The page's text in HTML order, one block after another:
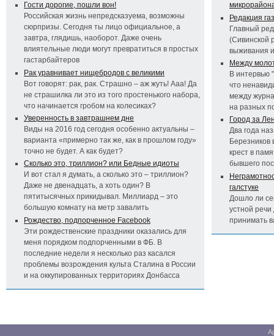
Гости дорогие, пошли вон!
Российская жизнь непредсказуема, возможны
сюрпризы. Сегодня ты лицо официальное, а
завтра, глядишь, наоборот. Даже очень
влиятельные люди могут превратиться в простых
гастарбайтеров
Рак уравнивает нищебродов с великими
Вот говорят: рак, рак. Страшно – аж жуть! Ааа! Да
не страшилка ли это из того простенького набора,
что начинается гробом на колесиках?
Уверенность в завтрашнем дне
Виды на 2016 год сегодня особенно актуальны –
варианта «примерно так же, как в прошлом году»
точно не будет. А как будет?
Сколько это, триллион? или Бедные идиоты
И вот стал я думать, а сколько это – триллион?
Даже не двенадцать, а хоть один? В
пятитысячных прикидывал. Миллиард – это
большую комнату на метр завалить
Рождество, подпорченное Facebook
Эти рождественские праздники оказались для
меня порядком подпорченными в ФБ. В
последние недели я несколько раз касался
проблемы возрождения культа Сталина в России
и на оккупированных территориях Донбасса
Редакция
Главный
(Сивинской
выживания
Между
В интервью
что
между
на разных
Город за
Два года
Березников
крест в
бывшего
галстуке
Дошло ли
устной речи
принимать